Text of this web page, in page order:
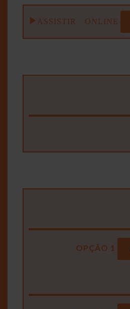
ASSISTIR ONLINE
OPÇÃO 1